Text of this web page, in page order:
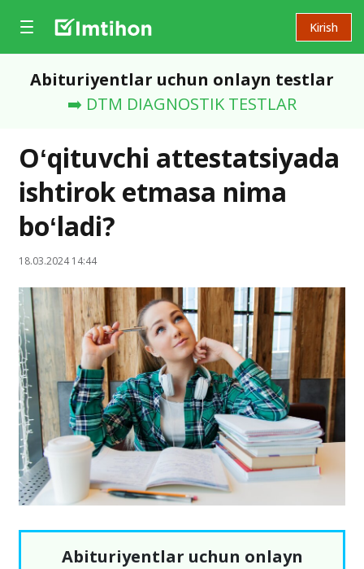
Kirish
Abituriyentlar uchun onlayn testlar
➡️ DTM DIAGNOSTIK TESTLAR
Oʻqituvchi attestatsiyada
ishtirok etmasa nima
boʻladi?
18.03.2024 14:44
Abituriyentlar uchun onlayn